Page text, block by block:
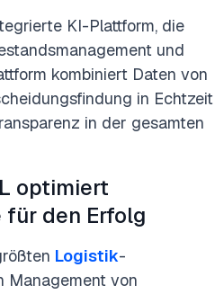
KI-Plattform, die
und
kombiniert Daten von
in Echtzeit
in der gesamten
optimiert
für den Erfolg
Logistik-
Management von